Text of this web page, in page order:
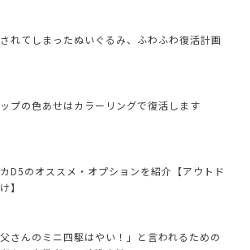
れてしまったぬいぐるみ、ふわふわ復活計画
プの色あせはカラーリングで復活します
D5のオススメ・オプションを紹介【アウトド
】
父さんのミニ四駆はやい！」と言われるための